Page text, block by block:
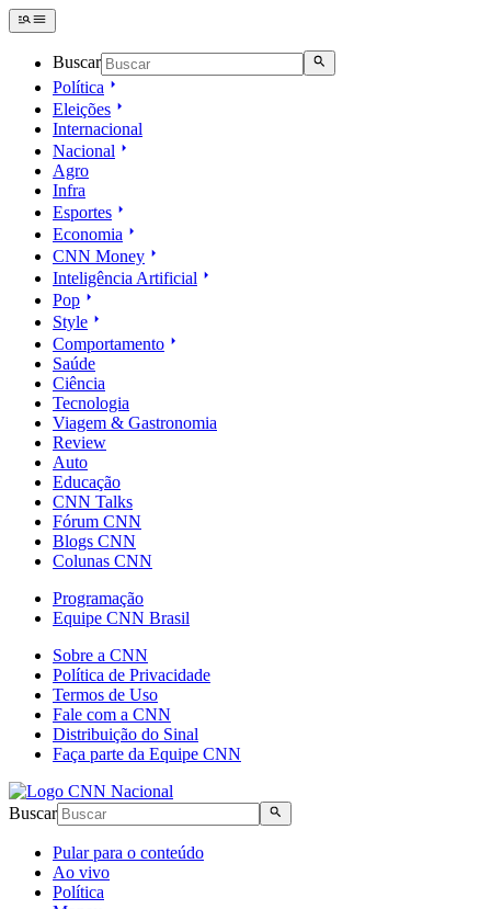
Buscar
Política
Eleições
Internacional
Nacional
Agro
Infra
Esportes
Economia
CNN Money
Inteligência Artificial
Pop
Style
Comportamento
Saúde
Ciência
Tecnologia
Viagem & Gastronomia
Review
Auto
Educação
CNN Talks
Fórum CNN
Blogs CNN
Colunas CNN
Programação
Equipe CNN Brasil
Sobre a CNN
Política de Privacidade
Termos de Uso
Fale com a CNN
Distribuição do Sinal
Faça parte da Equipe CNN
Buscar
Pular para o conteúdo
Ao vivo
Política